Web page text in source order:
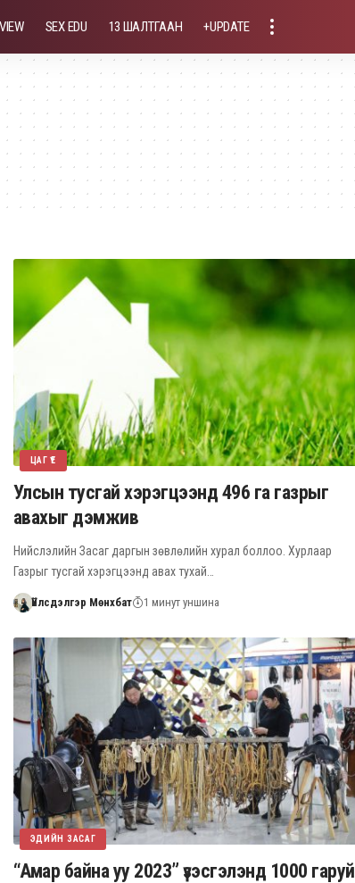
SEX EDU 13 ШАЛТГААН +UPDATE
ЦАГ ҮЕ
Улсын тусгай хэрэгцээнд 496 га газрыг
авахыг дэмжив
Нийслэлийн Засаг даргын зөвлөлийн хурал боллоо. Хурлаар
Газрыг тусгай хэрэгцээнд авах тухай…
Үйлсдэлгэр Мөнхбат 1 минут уншина
ЭДИЙН ЗАСАГ
“Амар байна уу 2023” үзэсгэлэнд 1000 гаруй